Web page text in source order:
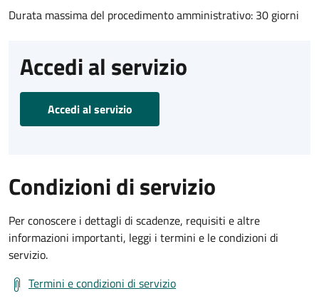
Durata massima del procedimento amministrativo: 30 giorni
Accedi al servizio
Accedi al servizio
Condizioni di servizio
Per conoscere i dettagli di scadenze, requisiti e altre
informazioni importanti, leggi i termini e le condizioni di
servizio.
Termini e condizioni di servizio